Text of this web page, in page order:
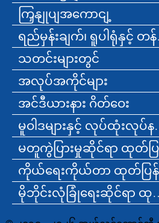
ကြှနျုပျအကောငျ့
ရည်
သတင်းများတွင်
အလုပ်အကိုင်များ
အင်ဒီယားနား ဂိတ်ဝေး
မူဝါဒမ
မိုဘိုင်းလုံခြုံ